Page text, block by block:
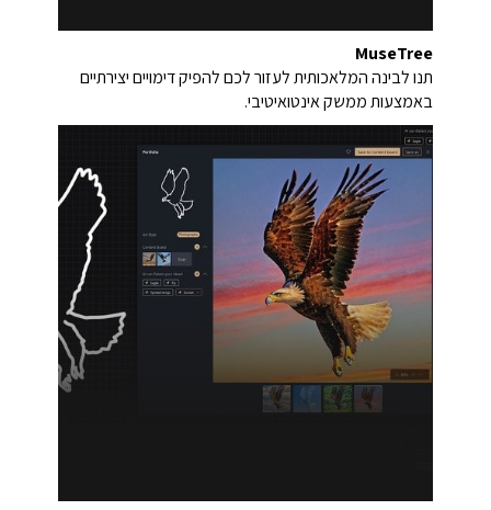
MuseTree
תנו לבינה המלאכותית לעזור לכם להפיק דימויים יצירתיים
באמצעות ממשק אינטואיטיבי.